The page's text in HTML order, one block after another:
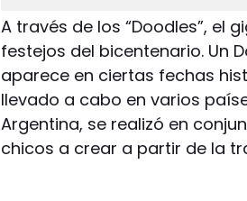
A través de los “Doodles”, el
festejos del bicentenario. Un
aparece en ciertas fechas
llevado a cabo en varios
Argentina, se realizó en
chicos a crear a partir de la